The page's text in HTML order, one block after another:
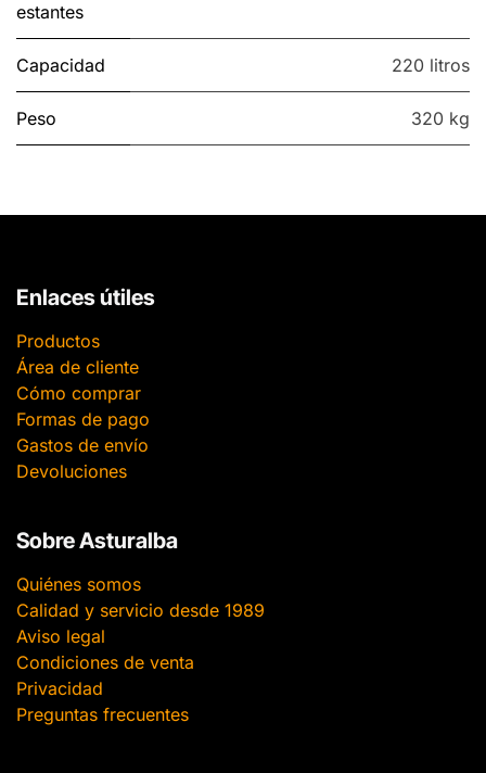
estantes
Capacidad 220 litros
Peso 320 kg
Enlaces útiles
Productos
Área de cliente
Cómo comprar
Formas de pago
Gastos de envío
Devoluciones
Sobre Asturalba
Quiénes somos
Calidad y servicio desde 1989
Aviso legal
Condiciones de venta
Privacidad
Preguntas frecuentes